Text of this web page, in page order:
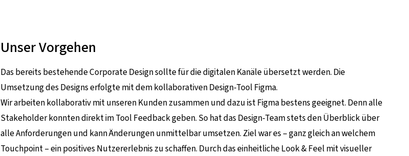
Unser Vorgehen
Das bereits bestehende Corporate Design sollte für die digitalen Kanäle übersetzt werden. Die
Umsetzung des Designs erfolgte mit dem kollaborativen Design-Tool Figma.
Wir arbeiten kollaborativ mit unseren Kunden zusammen und dazu ist Figma bestens geeignet. Denn alle
Stakeholder konnten direkt im Tool Feedback geben. So hat das Design-Team stets den Überblick über
alle Anforderungen und kann Änderungen unmittelbar umsetzen. Ziel war es – ganz gleich an welchem
Touchpoint – ein positives Nutzererlebnis zu schaffen. Durch das einheitliche Look & Feel mit visueller